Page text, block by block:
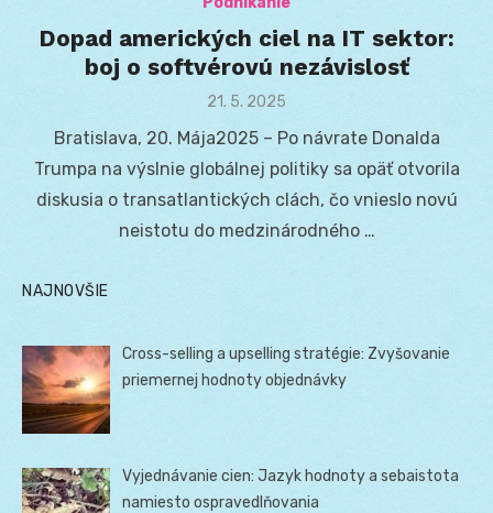
Dopad amerických ciel na IT sektor:
boj o softvérovú nezávislosť
Posted
21. 5. 2025
Bratislava, 20. Mája2025 – Po návrate Donalda
Trumpa na výslnie globálnej politiky sa opäť otvorila
diskusia o transatlantických clách, čo vnieslo novú
neistotu do medzinárodného …
NAJNOVŠIE
Cross-selling a upselling stratégie: Zvyšovanie
priemernej hodnoty objednávky
Vyjednávanie cien: Jazyk hodnoty a sebaistota
namiesto ospravedlňovania